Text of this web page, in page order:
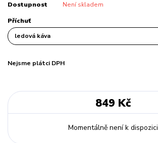
Dostupnost Není skladem
Příchuť
Nejsme plátci DPH
849 Kč
Momentálně není k dispozici